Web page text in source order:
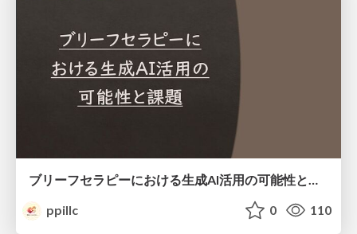
ブリーフセラピーにおける生成AI活用の可能性と課題
ppillc
0 110